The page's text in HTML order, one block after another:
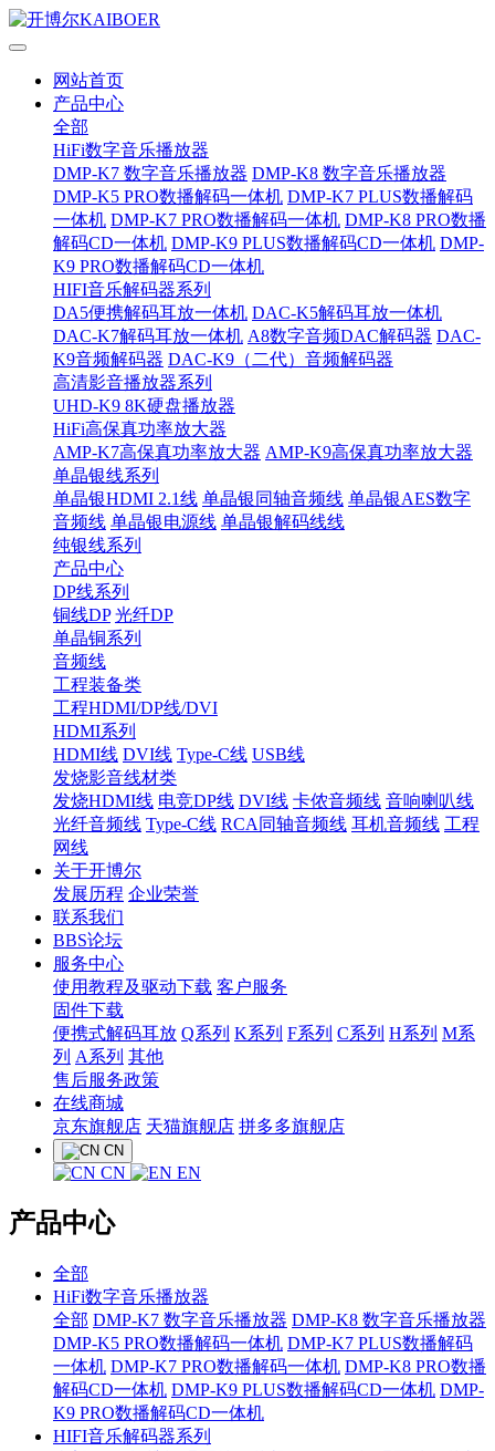
网站首页
产品中心
全部
HiFi数字音乐播放器
DMP-K7 数字音乐播放器 DMP-K8 数字音乐播放器
DMP-K5 PRO数播解码一体机 DMP-K7 PLUS数播解码
一体机 DMP-K7 PRO数播解码一体机 DMP-K8 PRO数播
解码CD一体机 DMP-K9 PLUS数播解码CD一体机 DMP-
K9 PRO数播解码CD一体机
HIFI音乐解码器系列
DA5便携解码耳放一体机 DAC-K5解码耳放一体机
DAC-K7解码耳放一体机 A8数字音频DAC解码器 DAC-
K9音频解码器 DAC-K9（二代）音频解码器
高清影音播放器系列
UHD-K9 8K硬盘播放器
HiFi高保真功率放大器
AMP-K7高保真功率放大器 AMP-K9高保真功率放大器
单晶银线系列
单晶银HDMI 2.1线 单晶银同轴音频线 单晶银AES数字
音频线 单晶银电源线 单晶银解码线线
纯银线系列
产品中心
DP线系列
铜线DP 光纤DP
单晶铜系列
音频线
工程装备类
工程HDMI/DP线/DVI
HDMI系列
HDMI线 DVI线 Type-C线 USB线
发烧影音线材类
发烧HDMI线 电竞DP线 DVI线 卡侬音频线 音响喇叭线
光纤音频线 Type-C线 RCA同轴音频线 耳机音频线 工程
网线
关于开博尔
发展历程 企业荣誉
联系我们
BBS论坛
服务中心
使用教程及驱动下载 客户服务
固件下载
便携式解码耳放 Q系列 K系列 F系列 C系列 H系列 M系
列 A系列 其他
售后服务政策
在线商城
京东旗舰店 天猫旗舰店 拼多多旗舰店
CN
CN EN
产品中心
全部
HiFi数字音乐播放器
全部 DMP-K7 数字音乐播放器 DMP-K8 数字音乐播放器
DMP-K5 PRO数播解码一体机 DMP-K7 PLUS数播解码
一体机 DMP-K7 PRO数播解码一体机 DMP-K8 PRO数播
解码CD一体机 DMP-K9 PLUS数播解码CD一体机 DMP-
K9 PRO数播解码CD一体机
HIFI音乐解码器系列